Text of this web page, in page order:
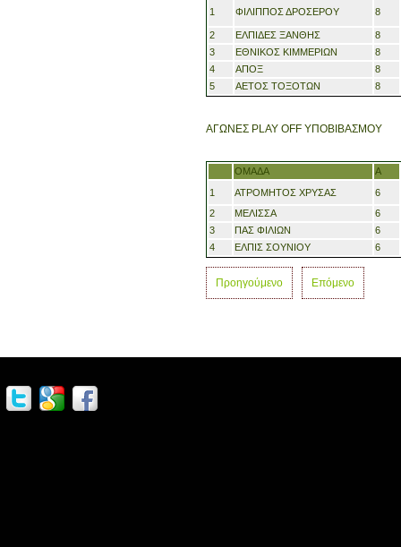
1 ΦΙΛΙΠΠΟΣ ΔΡΟΣΕΡΟΥ 8
2 ΕΛΠΙΔΕΣ ΞΑΝΘΗΣ
8
3
ΕΘΝΙΚΟΣ ΚΙΜΜΕΡΙΩΝ
8
4
ΑΠΟΞ
8
5
ΑΕΤΟΣ ΤΟΞΟΤΩΝ 8
ΑΓΩΝΕΣ PLAY OFF ΥΠΟΒΙΒΑΣΜΟΥ
ΟΜΑΔΑ
Α
1
ΑΤΡΟΜΗΤΟΣ ΧΡΥΣΑΣ
6
2
ΜΕΛΙΣΣΑ
6
3
ΠΑΣ ΦΙΛΙΩΝ
6
4
ΕΛΠΙΣ ΣΟΥΝΙΟΥ 6
Προηγούμενο Επόμενο